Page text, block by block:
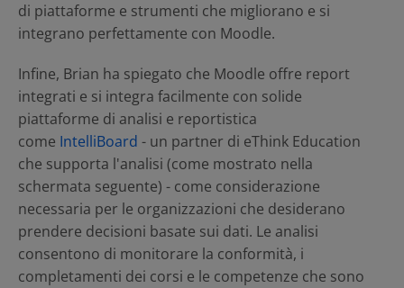
di piattaforme e strumenti che migliorano e si
integrano perfettamente con Moodle.
Infine, Brian ha spiegato che Moodle offre report
integrati e si integra facilmente con solide
piattaforme di analisi e reportistica
come IntelliBoard - un partner di eThink Education
che supporta l'analisi (come mostrato nella
schermata seguente) - come considerazione
necessaria per le organizzazioni che desiderano
prendere decisioni basate sui dati. Le analisi
consentono di monitorare la conformità, i
completamenti dei corsi e le competenze che sono